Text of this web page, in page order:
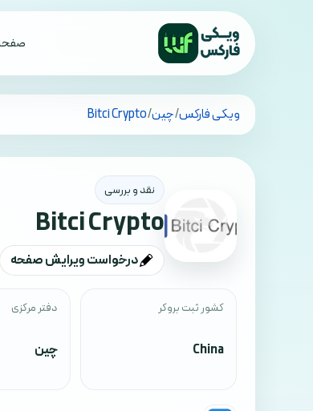
تمام کشورهاویکی فارکس/چین/
Bitci Crypto
نقد و بررسی
Bitci Crypto
درخواست ویرایش صفحه
کشور ثبت بروکر
China
دفتر مرکزی
چین